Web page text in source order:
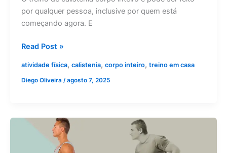
por qualquer pessoa, inclusive por quem está
começando agora. E
Read Post »
atividade física, calistenia, corpo inteiro, treino em casa
Diego Oliveira /agosto 7, 2025
caminhar?